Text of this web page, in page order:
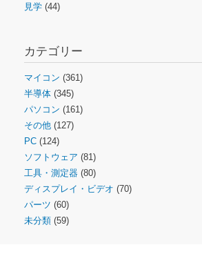
見学 (44)
カテゴリー
マイコン (361)
半導体 (345)
パソコン (161)
その他 (127)
PC (124)
ソフトウェア (81)
工具・測定器 (80)
ディスプレイ・ビデオ (70)
パーツ (60)
未分類 (59)